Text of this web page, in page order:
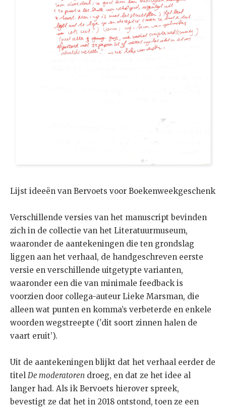
Lijst ideeën van Bervoets voor Boekenweekgeschenk
Verschillende versies van het manuscript bevinden
zich in de collectie van het Literatuurmuseum,
waaronder de aantekeningen die ten grondslag
liggen aan het verhaal, de handgeschreven eerste
versie en verschillende uitgetypte varianten,
waaronder een die van minimale feedback is
voorzien door collega-auteur Lieke Marsman, die
alleen wat punten en komma’s verbeterde en enkele
woorden wegstreepte ('dit soort zinnen halen de
vaart eruit’).
Uit de aantekeningen blijkt dat het verhaal eerder de
titel De moderatoren droeg, en dat ze het idee al
langer had. Als ik Bervoets hierover spreek,
bevestigt ze dat het in 2018 ontstond, toen ze een